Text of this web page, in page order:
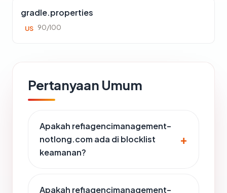
gradle.properties
US 90/100
Pertanyaan Umum
Apakah refiagencimanagement-
notlong.com ada di blocklist
keamanan?
Apakah refiagencimanagement-